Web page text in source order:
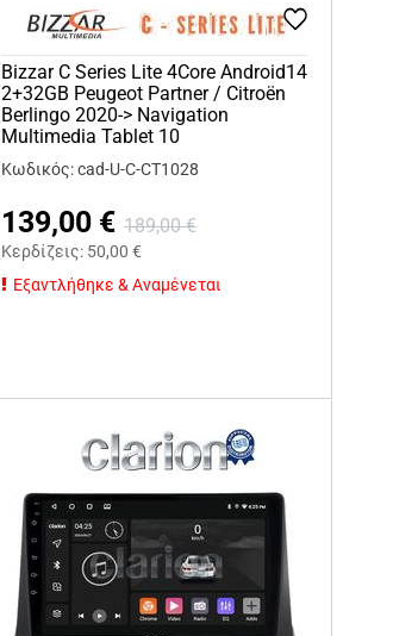
Bizzar C Series Lite 4Core Android14
2+32GB Peugeot Partner / Citroën
Berlingo 2020-> Navigation
Multimedia Tablet 10
Κωδικός: cad-U-C-CT1028
139,00 € 189,00 €
Κερδίζεις: 50,00 €
Εξαντλήθηκε & Αναμένεται